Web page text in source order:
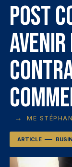
POST
avenir
→ ME
ARTICLE